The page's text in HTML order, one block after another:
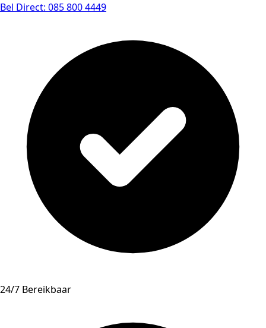
Bel Direct: 085 800 4449
24/7 Bereikbaar